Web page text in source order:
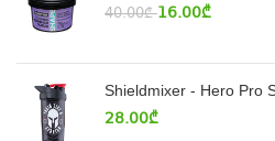
40.00₾ 16.00₾
Shieldmixer - Hero Pro
28.00₾